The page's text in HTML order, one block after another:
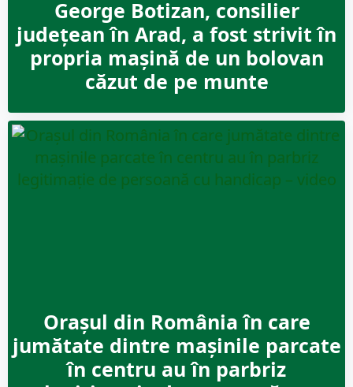
George Botizan, consilier
judeţean în Arad, a fost strivit în
propria maşină de un bolovan
căzut de pe munte
Orașul din România în care
jumătate dintre mașinile parcate
în centru au în parbriz